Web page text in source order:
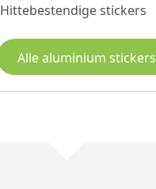
Hittebestendige stickers
Alle aluminium stickers